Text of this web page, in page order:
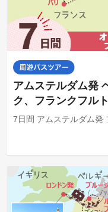
アムステルダム発
ク、フランクフル
7日間 アムステルダム発